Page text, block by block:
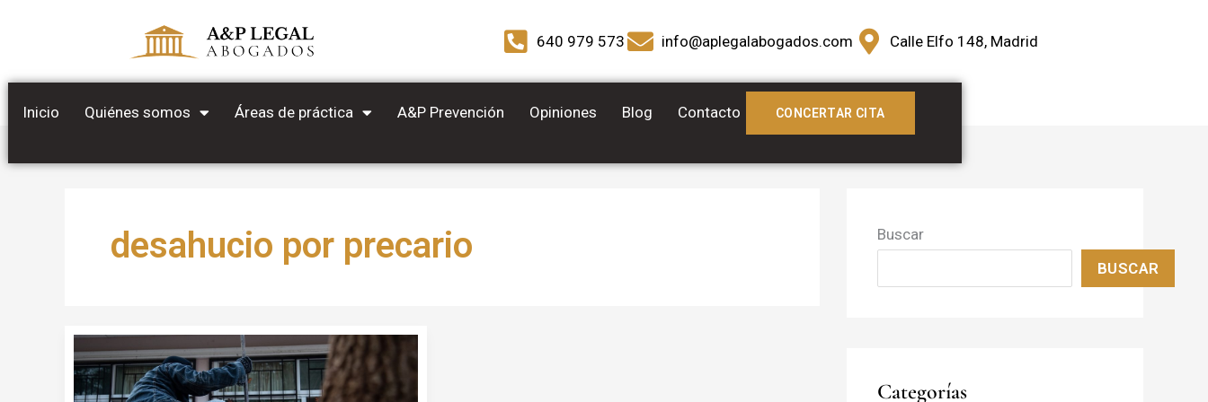
640 979 573 info@aplegalabogados.com Calle Elfo 148, Madrid
Inicio Quiénes somos Áreas de práctica A&P Prevención Opiniones Blog Contacto CONCERTAR CITA
desahucio por precario
en
tu
Buscar
BUSCAR
Categorías